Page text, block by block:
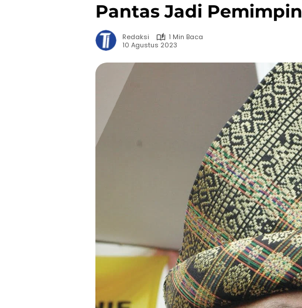
Pantas Jadi Pemimpin
Redaksi
1 Min Baca
10 Agustus 2023